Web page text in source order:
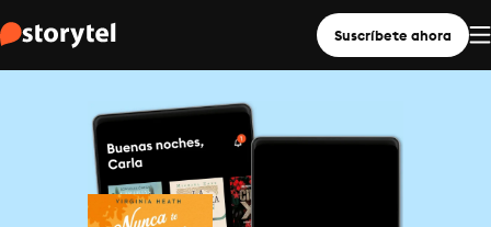
Suscríbete ahora